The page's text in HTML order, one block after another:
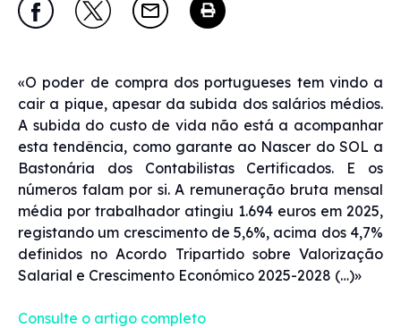
«O poder de compra dos portugueses tem vindo a
cair a pique, apesar da subida dos salários médios.
A subida do custo de vida não está a acompanhar
esta tendência, como garante ao Nascer do SOL a
Bastonária dos Contabilistas Certificados. E os
números falam por si. A remuneração bruta mensal
média por trabalhador atingiu 1.694 euros em 2025,
registando um crescimento de 5,6%, acima dos 4,7%
definidos no Acordo Tripartido sobre Valorização
Salarial e Crescimento Económico 2025-2028 (…)»
Consulte o artigo completo